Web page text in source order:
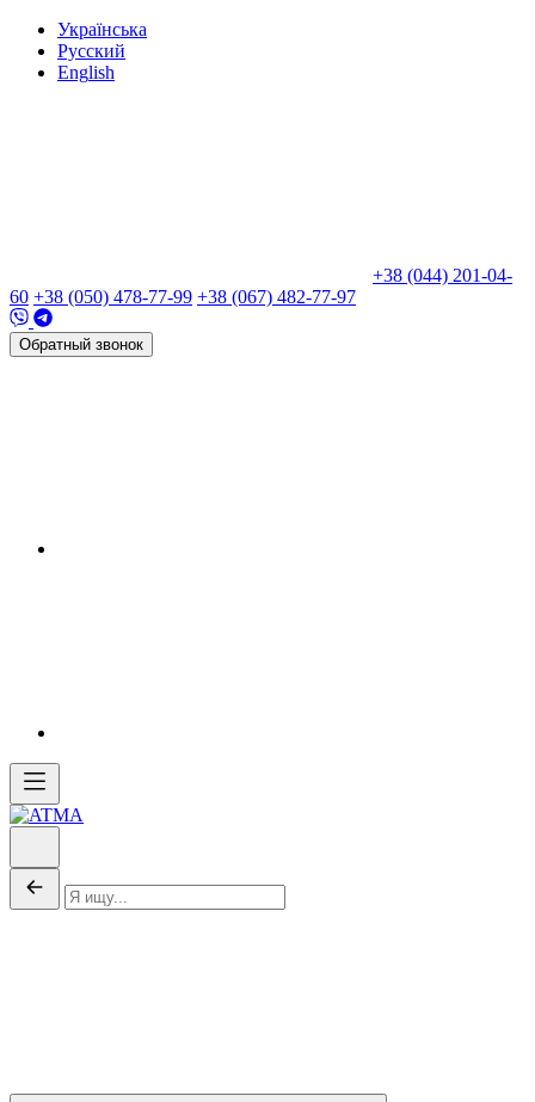
Українська
Русский
English
+38 (044) 201-04-
60 +38 (050) 478-77-99 +38 (067) 482-77-97
Обратный звонок